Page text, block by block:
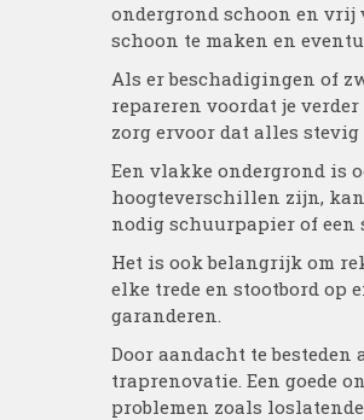
ondergrond schoon en vrij
schoon te maken en
Als er beschadigingen of
repareren voordat je
zorg ervoor dat alles
Een vlakke ondergrond is
hoogteverschillen zijn,
nodig schuurpapier of een
Het is ook belangrijk om
elke trede en stootbord op
garanderen.
Door aandacht te
traprenovatie. Een goede
problemen zoals